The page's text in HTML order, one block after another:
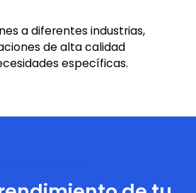
a diferentes industrias,
de alta calidad
específicas.